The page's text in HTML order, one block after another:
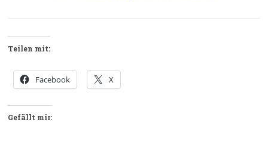
Teilen mit:
Facebook X
Gefällt mir: